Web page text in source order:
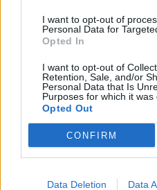
I want to opt-out of
Personal Data for
Opted In
I want to opt-out of
Retention, Sale, and/or
Personal Data that Is
Purposes for which it was
Opted Out
CONFIRM
Data Deletion Data
Każdego dnia
informacje z życia
Jednak bez Twojej
zadaniu będzie coraz
Dlatego prosimy Cię o
pośrednictwem serwisu
Dzięki Tobie będziemy
misję. Więcej informacji